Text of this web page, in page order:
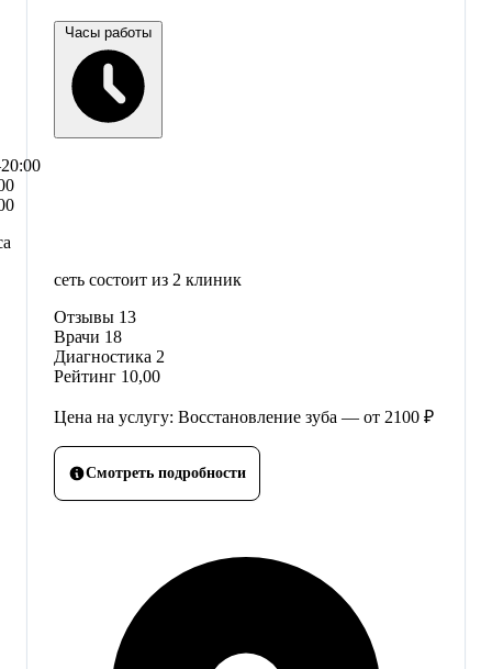
Часы работы
сеть состоит из 2 клиник
Отзывы 13
Врачи 18
Диагностика 2
Рейтинг 10,00
Цена на услугу: Восстановление зуба — от 2100 ₽
Смотреть подробности